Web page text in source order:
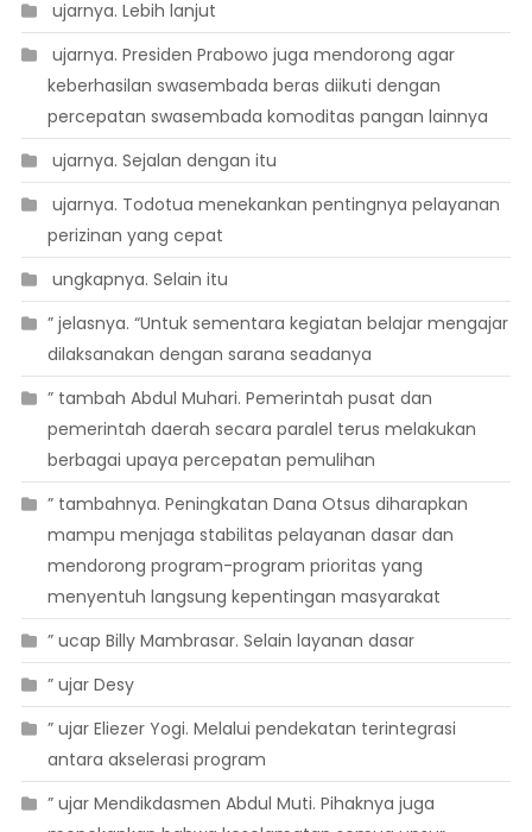
 ujarnya. Lebih lanjut
 ujarnya. Presiden Prabowo juga mendorong agar
keberhasilan swasembada beras diikuti dengan
percepatan swasembada komoditas pangan lainnya
 ujarnya. Sejalan dengan itu
 ujarnya. Todotua menekankan pentingnya pelayanan
perizinan yang cepat
 ungkapnya. Selain itu
” jelasnya. “Untuk sementara kegiatan belajar mengajar
dilaksanakan dengan sarana seadanya
” tambah Abdul Muhari. Pemerintah pusat dan
pemerintah daerah secara paralel terus melakukan
berbagai upaya percepatan pemulihan
” tambahnya. Peningkatan Dana Otsus diharapkan
mampu menjaga stabilitas pelayanan dasar dan
mendorong program-program prioritas yang
menyentuh langsung kepentingan masyarakat
” ucap Billy Mambrasar. Selain layanan dasar
” ujar Desy
” ujar Eliezer Yogi. Melalui pendekatan terintegrasi
antara akselerasi program
” ujar Mendikdasmen Abdul Muti. Pihaknya juga